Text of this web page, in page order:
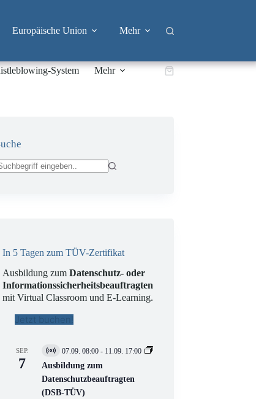
Europäische Union Mehr
System Mehr Warenkorb
In 5 Tagen zum TÜV-Zertifikat
Ausbildung zumDatenschutz- oder
Informationssicherheitsbeauftragten
mit Virtual Classroom und E-Learning.
Jetzt buchen!
SEP.
7
V
i
t
u
07.09. 08:00 - 11.09. 17:00
Ausbildung zum
Datenschutzbeauftragten
(DSB-TÜV)